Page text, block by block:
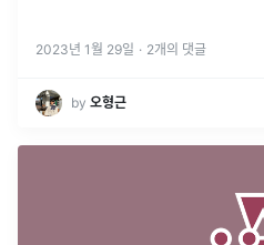
2023년 1월 29일 · 2개의 댓글
by 오형근